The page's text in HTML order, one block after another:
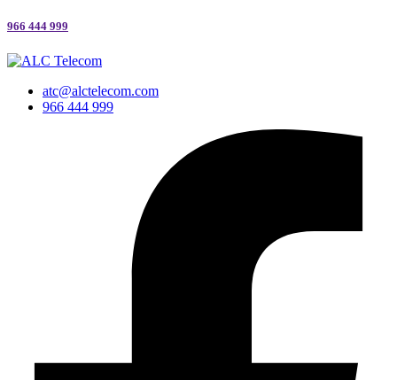
966 444 999
atc@alctelecom.com
966 444 999